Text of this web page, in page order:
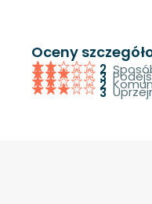
Oceny
2
3
2
3